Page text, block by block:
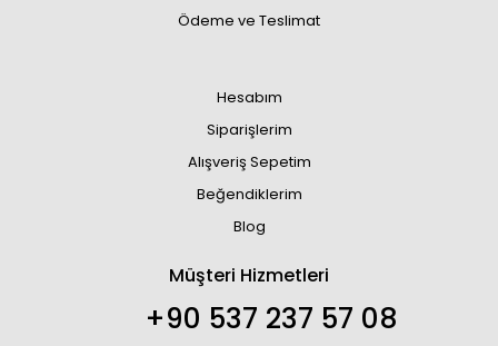
Ödeme ve Teslimat
Hesabım
Siparişlerim
Alışveriş Sepetim
Beğendiklerim
Blog
Müşteri Hizmetleri
+90 537 237 57 08